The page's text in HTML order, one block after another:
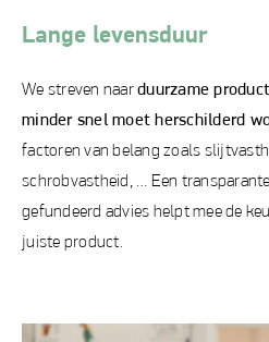
Lange levensduur
We streven naarduurzame
minder snel moet herschilderd
factoren van belang zoals
schrobvastheid, … Een
gefundeerd advies helpt mee de
juiste product.